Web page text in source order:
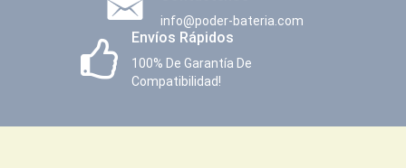
info@poder-bateria.com
Envíos Rápidos
100% De Garantía De
Compatibilidad!